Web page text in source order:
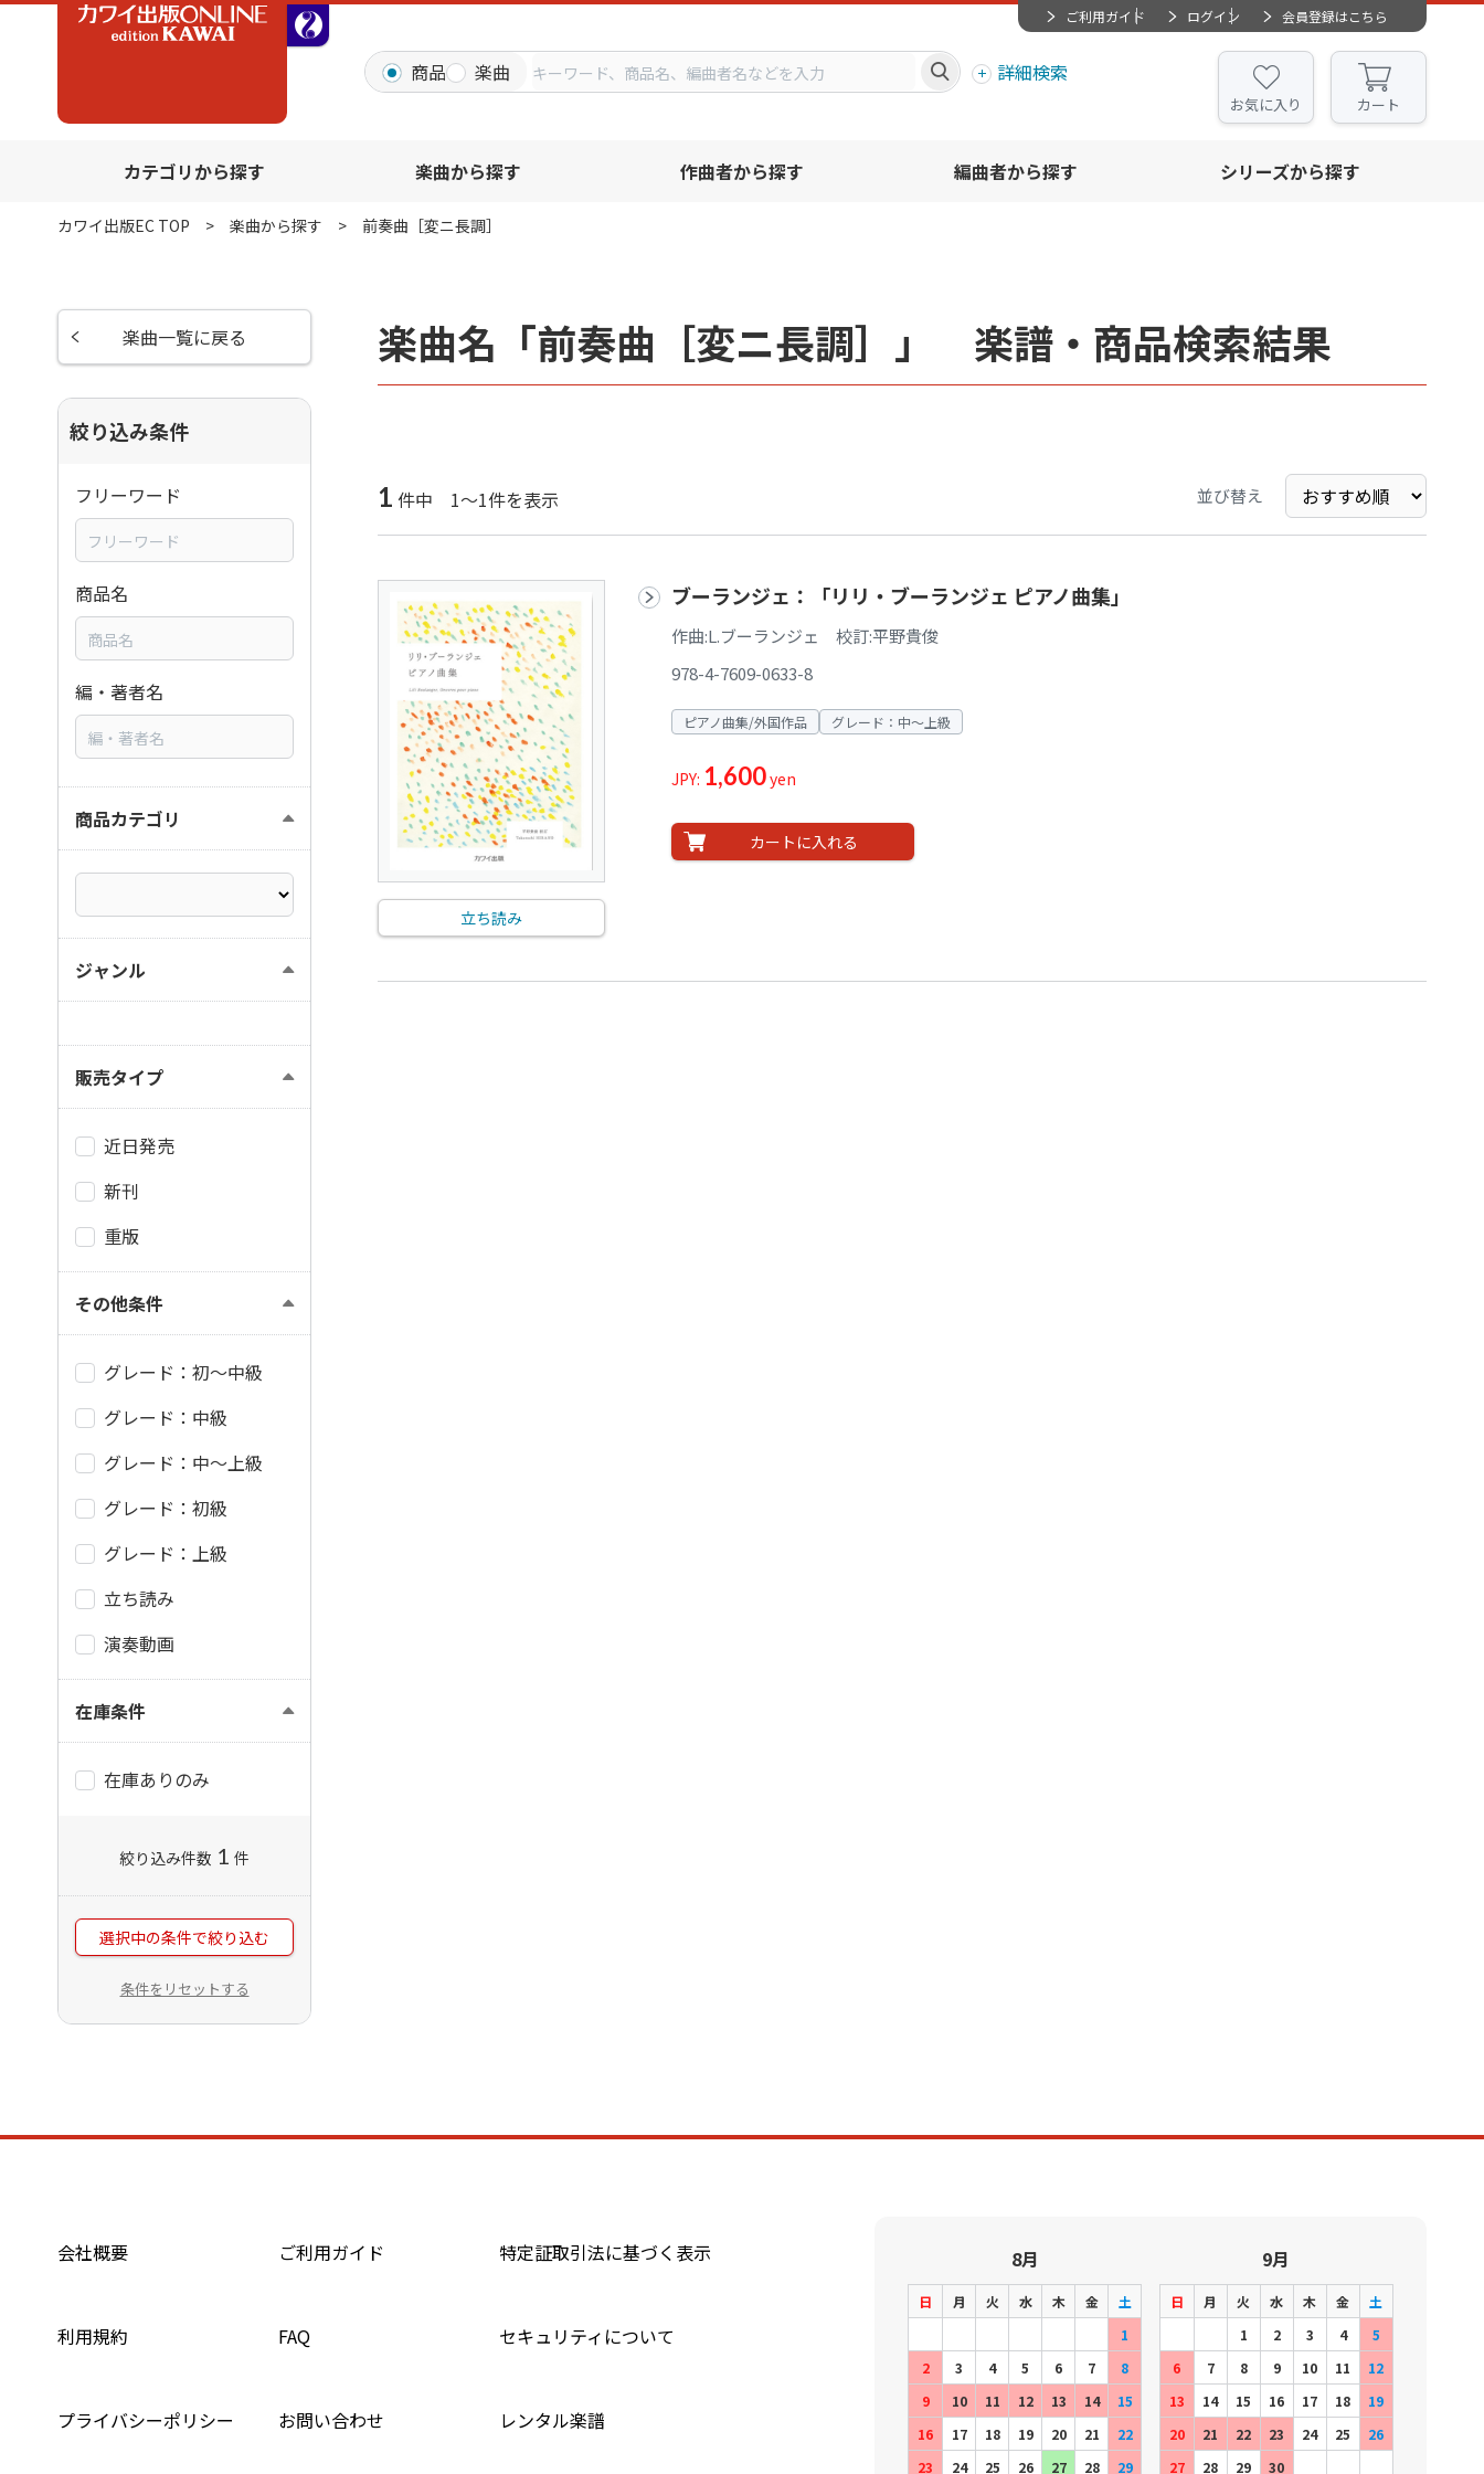
ご利用ガイド ログイン 会員登録はこちら
商品 楽曲 詳細検索
お気に入り カート
カテゴリから探す 楽曲から探す 作曲者から探す 編曲者から探す シリーズから探す
カワイ出版EC TOP 楽曲から探す 前奏曲［変ニ長調］
楽曲名「前奏曲［変ニ長調］」 楽譜・商品検索結果
1 件中 1～1件を表示 並び替え
立ち読み
ブーランジェ：「リリ・ブーランジェ ピアノ曲集」
作曲:L.ブーランジェ 校訂:平野貴俊
978-4-7609-0633-8
ピアノ曲集/外国作品 グレード：中～上級
JPY: 1,600yen
カートに入れる
楽曲一覧に戻る
絞り込み条件
フリーワード
商品名
編・著者名
商品カテゴリ
ジャンル
販売タイプ
近日発売
新刊
重版
その他条件
グレード：初～中級
グレード：中級
グレード：中～上級
グレード：初級
グレード：上級
立ち読み
演奏動画
在庫条件
在庫ありのみ
絞り込み件数 1 件
選択中の条件で絞り込む
条件をリセットする
会社概要 ご利用ガイド 特定証取引法に基づく表示
利用規約 FAQ セキュリティについて
プライバシーポリシー お問い合わせ レンタル楽譜
8月
日 月 火 水 木 金
土
1
2
3 4 5 6 7
8
9
10 11 12 13 14
15
16
17 18 19 20 21
22
23
24 25 26 27 28 29
9月
日 月 火 水 木 金
土
1
2 3 4
5
6
7 8 9 10 11
12
13
14 15 16 17 18
19
20
21 22 23 24 25
26
27
28 29 30